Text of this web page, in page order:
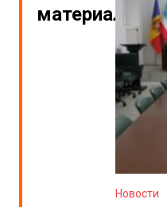
материалы
Новости